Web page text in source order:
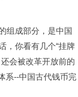
组成部分，是中国
，你看有几个“挂牌
会被改革开放前的
系--中国古代钱币完